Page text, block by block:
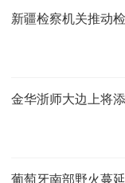
新疆检察机关推动
金华浙师大边上将
葡萄牙南部野火蔓